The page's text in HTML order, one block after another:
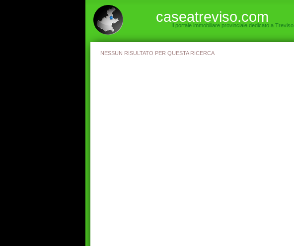
caseatreviso.com
Il portale immobiliare provinciale dedicato a Treviso
NESSUN RISULTATO PER QUESTA RICERCA